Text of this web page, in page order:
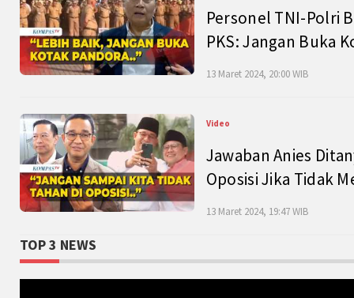
Personel TNI-Polri
PKS: Jangan Buka
13 Maret 2024, 20:00 WIB
Video
Jawaban Anies
Oposisi Jika Tidak
13 Maret 2024, 19:47 WIB
TOP 3 NEWS